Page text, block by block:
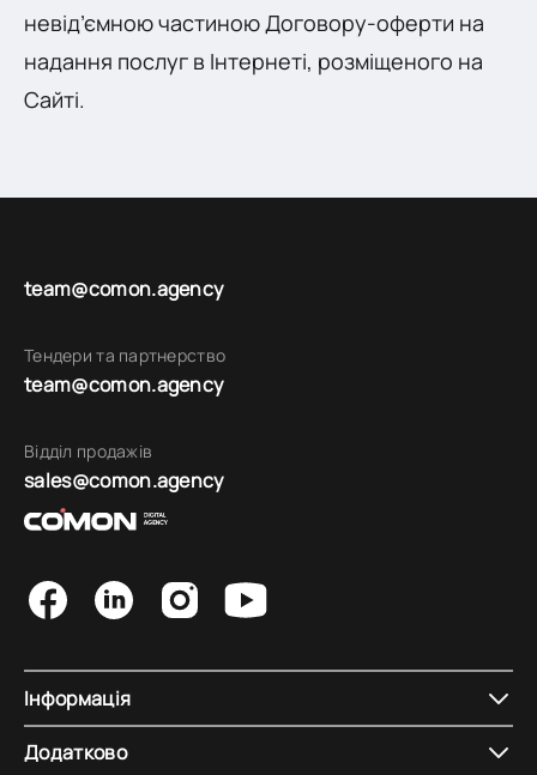
невід’ємною частиною Договору-оферти на
надання послуг в Інтернеті, розміщеного на
Сайті.
Інформація
Додатково
team@comon.agency
Тендери та партнерство
team@comon.agency
Відділ продажів
sales@comon.agency